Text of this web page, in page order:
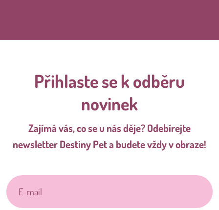
Přihlaste se k odběru
novinek
Zajímá vás, co se u nás děje? Odebírejte
newsletter Destiny Pet a budete vždy v obraze!